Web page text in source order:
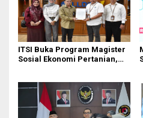
ITSI Buka Program Magister
Sosial Ekonomi Pertanian,
Indonesia